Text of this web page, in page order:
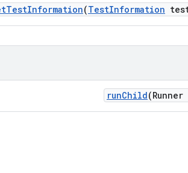
TestInformation(TestInformation
runChild